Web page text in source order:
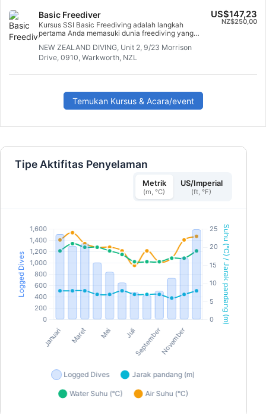
Basic Freediver
Kursus SSI Basic Freediving adalah langkah
pertama Anda memasuki dunia freediving yang
tingkat awal ini, Anda akan belajar cara freediving
dengan aman bersama seorang buddy di
meter. Pelatihan online dikombinasikan dengan sesi
keterampilan dan pengetahuan yang Anda
butuhkan untuk menjadi freediver yang percaya diri.
Setelah menyelesaikan program ini, Anda akan
NEW ZEALAND DIVING, Unit 2, 9/23 Morrison
Drive, 0910, Warkworth, NZL
US$147,23
NZ$250,00
Temukan Kursus & Acara/event
Tipe Aktifitas Penyelaman
Metrik
(m, °C)
US/Imperial
(ft, °F)